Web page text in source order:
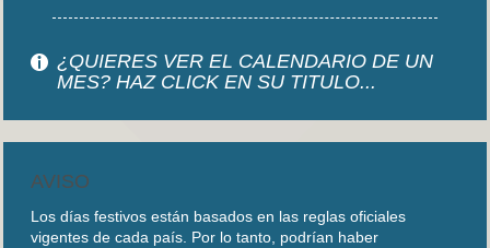
¿QUIERES VER EL CALENDARIO DE UN
MES? HAZ CLICK EN SU TITULO...
AVISO
Los días festivos están basados en las reglas oficiales
vigentes de cada país. Por lo tanto, podrían haber